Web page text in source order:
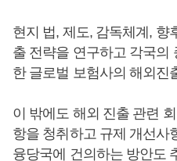
현지 법, 제도, 감독체계, 향
출 전략을 연구하고 각국의
한 글로벌 보험사의 해외진
이 밖에도 해외 진출 관련
항을 청취하고 규제 개선사
융당국에 건의하는 방안도